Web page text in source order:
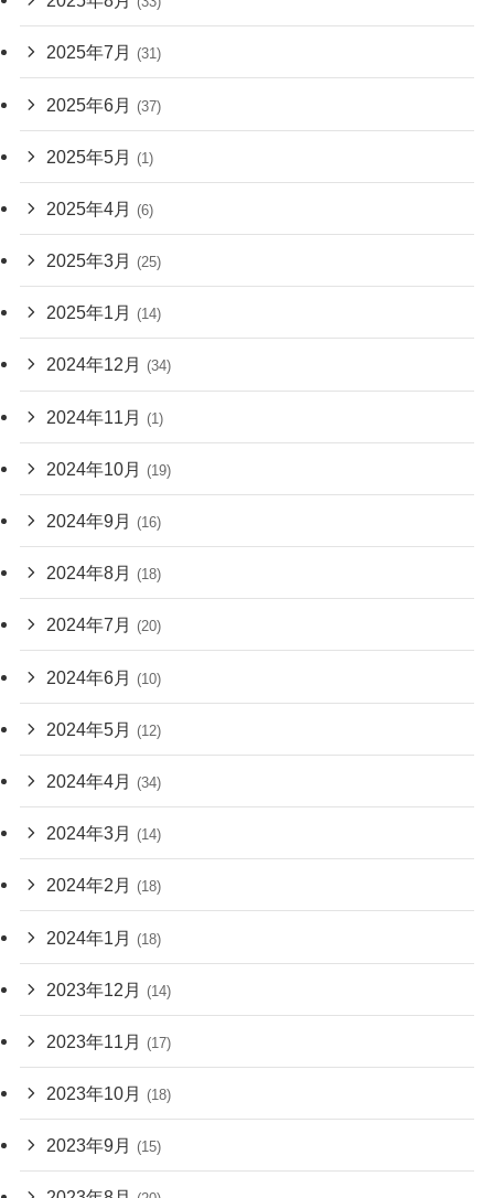
2025年7月 (31)
2025年6月 (37)
2025年5月 (1)
2025年4月 (6)
2025年3月 (25)
2025年1月 (14)
2024年12月 (34)
2024年11月 (1)
2024年10月 (19)
2024年9月 (16)
2024年8月 (18)
2024年7月 (20)
2024年6月 (10)
2024年5月 (12)
2024年4月 (34)
2024年3月 (14)
2024年2月 (18)
2024年1月 (18)
2023年12月 (14)
2023年11月 (17)
2023年10月 (18)
2023年9月 (15)